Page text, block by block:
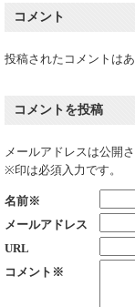
コメント
投稿されたコメントは
コメントを投稿
メールアドレスは公開
※印は必須入力です。
名前※
メールアドレス
URL
コメント※